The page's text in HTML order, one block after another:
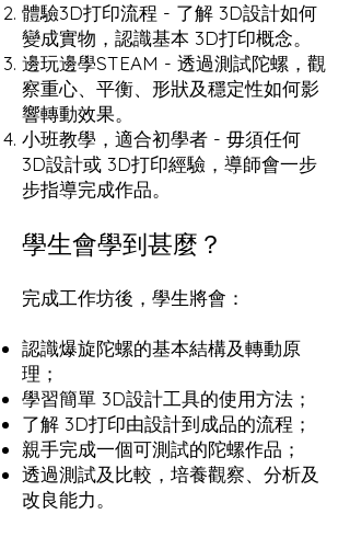
體驗3D打印流程 - 了解 3D設計如何
變成實物，認識基本 3D打印概念。
邊玩邊學STEAM - 透過測試陀螺，觀
察重心、平衡、形狀及穩定性如何影
響轉動效果。
小班教學，適合初學者 - 毋須任何
3D設計或 3D打印經驗，導師會一步
步指導完成作品。
學生會學到甚麼？
完成工作坊後，學生將會：
認識爆旋陀螺的基本結構及轉動原
理；
學習簡單 3D設計工具的使用方法；
了解 3D打印由設計到成品的流程；
親手完成一個可測試的陀螺作品；
透過測試及比較，培養觀察、分析及
改良能力。